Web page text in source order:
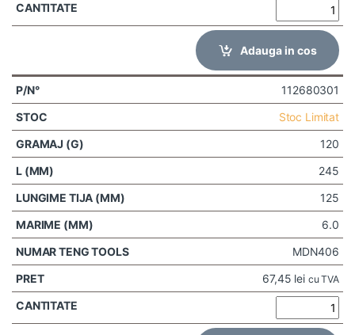
Adauga in cos
112680301
Stoc Limitat
120
245
125
6.0
MDN406
67,45 lei cu TVA